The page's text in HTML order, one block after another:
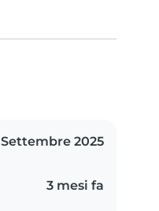
Settembre 2025
3 mesi fa